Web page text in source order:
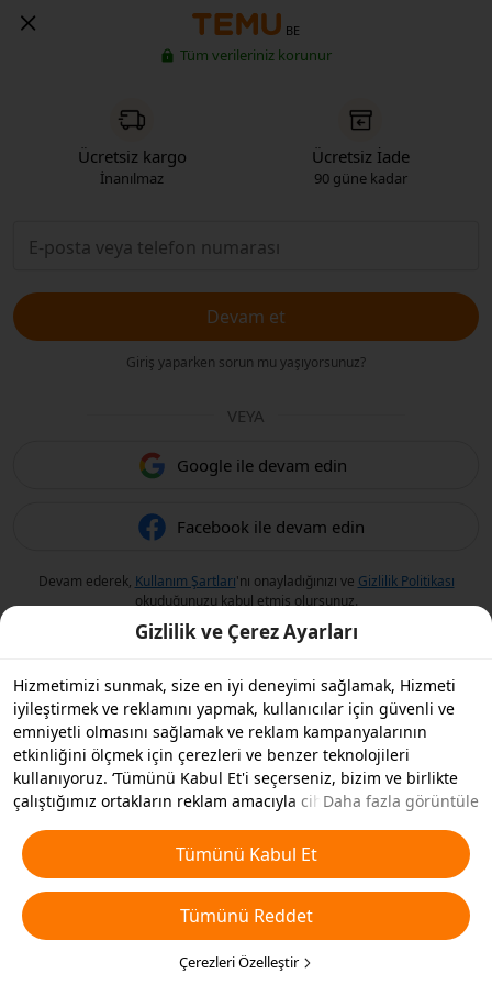
BE
Tüm verileriniz korunur
Ücretsiz kargo
İnanılmaz
Ücretsiz İade
90 güne kadar
Devam et
Giriş yaparken sorun mu yaşıyorsunuz?
VEYA
Google ile devam edin
Facebook ile devam edin
Devam ederek, Kullanım Şartları'nı onayladığınızı ve Gizlilik Politikası
okuduğunuzu kabul etmiş olursunuz.
Gizlilik ve Çerez Ayarları
Hizmetimizi sunmak, size en iyi deneyimi sağlamak, Hizmeti
iyileştirmek ve reklamını yapmak, kullanıcılar için güvenli ve
emniyetli olmasını sağlamak ve reklam kampanyalarının
etkinliğini ölçmek için çerezleri ve benzer teknolojileri
kullanıyoruz. ‘Tümünü Kabul Et'i seçerseniz, bizim ve birlikte
çalıştığımız ortakların reklam amacıyla cihazınızda çerezleri ve
Ayrıca, temel olmayan çerezlerin ’Tümünü Reddedebilir' veya
aşağıdaki ’Çerezleri Özelleştir'i tıklayarak veya gizlilik
ayarlarınızda istediğiniz zaman hangi çerez türlerini kabul
etmek veya devre dışı bırakmak istediğinizi seçebilirsiniz. Daha
fazla detay içinÇerezler ve Benzer Teknolojiler Politikamıza
Daha fazla görüntüle
Tümünü Kabul Et
Tümünü Reddet
Çerezleri Özelleştir